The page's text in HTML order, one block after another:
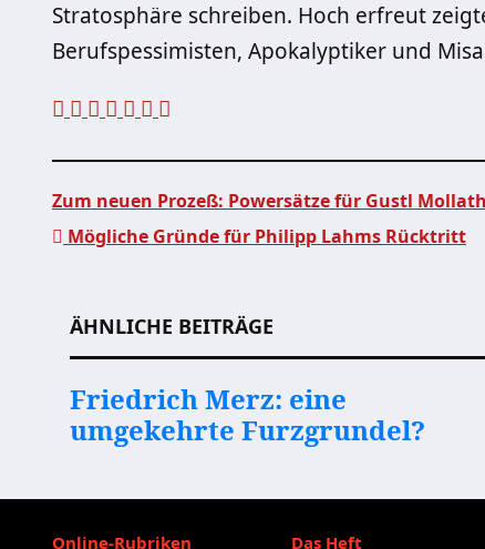
Stratosphäre schreiben. Hoch erfreut
Berufspessimisten, Apokalyptiker und
Zum neuen Prozeß: Powersätze für Gustl Mollath
Mögliche Gründe für Philipp Lahms Rücktritt
ÄHNLICHE BEITRÄGE
Friedrich Merz: eine
umgekehrte Furzgrundel?
Online-Rubriken Das Heft